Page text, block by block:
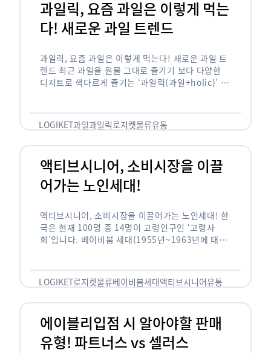
과일릭, 요즘 과일은 이렇게 먹는
다! 새로운 과일 트렌드
과일릭, 요즘 과일은 이렇게 먹는다! 새로운 과일 트
렌드 최근 과일을 원물 그대로 즐기기 보다 다양한
디저트로 색다르게 즐기는 ‘과일릭(과일+holic)’ 트
…
LOGIKET과일과일릭로지켓물류유통
액티브시니어, 소비시장을 이끌
어가는 노인세대!
액티브시니어, 소비시장을 이끌어가는 노인세대! 한
국은 현재 100명 중 14명이 고령인구인 ‘고령사
회’입니다. 베이비붐 세대(1955년~1963년에 태어
오고 있습니다. 하지만 사회가 늙어가는 …
LOGIKET로지켓물류베이비붐세대액티브시니어유통
에이블리입점 시 알아야할 판매
유형! 파트너스 vs 셀러스